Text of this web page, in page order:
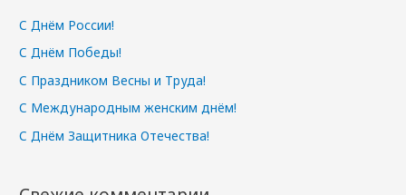
:С Днём России!
С Днём Победы!
С Праздником Весны и Труда!
С Международным женским днём!
С Днём Защитника Отечества!